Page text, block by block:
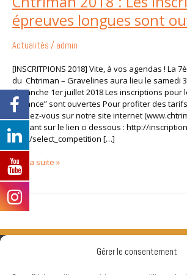
Gérer le consentement
épreuves longues sont
Actualités / admin
[INSCRITPIONS 2018] Vite, à vos agendas ! La
du Chtriman – Gravelines aura lieu le samedi
dimanche 1er juillet 2018 Les inscriptions pour
distance” sont ouvertes Pour profiter des
rendez-vous sur notre site internet
cliquant sur le lien ci dessous : http://
2018/select_competition […]
2018
:
Les
inscriptions
épreuves
longues
sont
ouvertes
!
Lire la suite »